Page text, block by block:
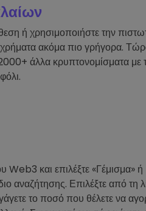
ή χρησιμοποιήστε την
ακόμα πιο γρήγορα.
άλλα κρυπτονομίσματα με
Web3 και επιλέξτε «Γέμισμα» ή
αναζήτησης. Επιλέξτε από τη
το ποσό που θέλετε να